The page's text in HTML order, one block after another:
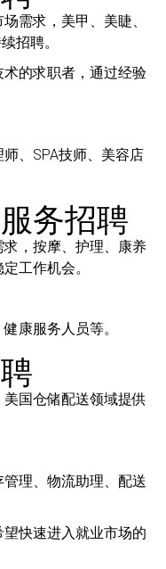
需求，美甲、美睫、
招聘。
的求职者，通过经验
、SPA技师、美容店
务招聘
，按摩、护理、康养
工作机会。
康服务人员等。
国仓储配送领域提供
理、物流助理、配送
快速进入就业市场的